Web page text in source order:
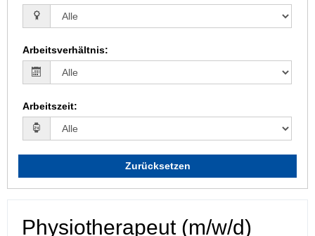
Arbeitsverhältnis:
Arbeitszeit:
Zurücksetzen
Physiotherapeut (m/w/d)